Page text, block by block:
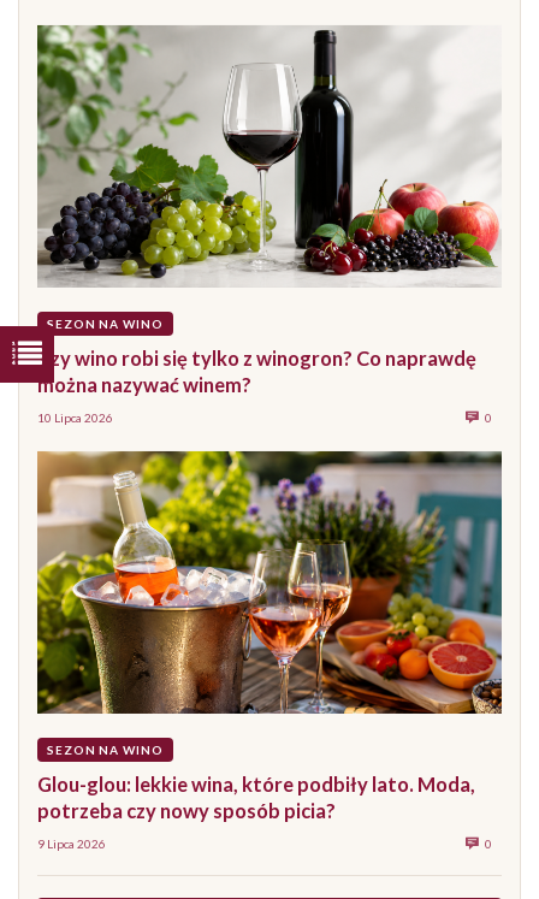
SEZON NA WINO
Czy wino robi się tylko z winogron? Co naprawdę
można nazywać winem?
10 Lipca 2026 0
SEZON NA WINO
Glou-glou: lekkie wina, które podbiły lato. Moda,
potrzeba czy nowy sposób picia?
9 Lipca 2026 0